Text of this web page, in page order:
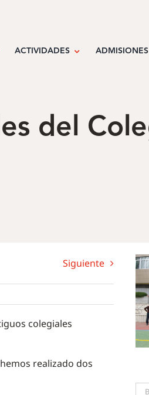
ACTIVIDADES ADMISIONES
del
Siguiente
colegiales
realizado dos